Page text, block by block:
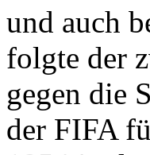
und auch
folgte der
gegen die
der FIFA